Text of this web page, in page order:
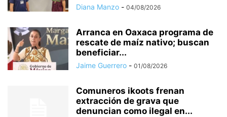
Diana Manzo - 04/08/2026
Arranca en Oaxaca programa de
rescate de maíz nativo; buscan
beneficiar...
Jaime Guerrero - 01/08/2026
Comuneros ikoots frenan
extracción de grava que
denuncian como ilegal en...